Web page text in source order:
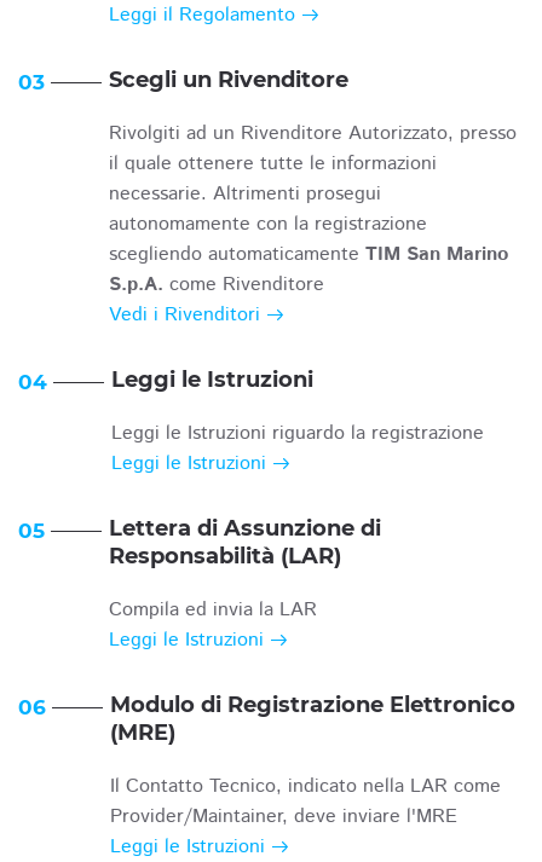
Leggi il Regolamento
03 Scegli un Rivenditore
Rivolgiti ad un Rivenditore Autorizzato, presso
il quale ottenere tutte le informazioni
necessarie. Altrimenti prosegui
autonomamente con la registrazione
scegliendo automaticamente TIM San Marino
S.p.A. come Rivenditore
Vedi i Rivenditori
04 Leggi le Istruzioni
Leggi le Istruzioni riguardo la registrazione
Leggi le Istruzioni
05
Lettera di Assunzione di
Responsabilità (LAR)
Compila ed invia la LAR
Leggi le Istruzioni
06
Modulo di Registrazione Elettronico
(MRE)
Il Contatto Tecnico, indicato nella LAR come
Provider/Maintainer, deve inviare l'MRE
Leggi le Istruzioni